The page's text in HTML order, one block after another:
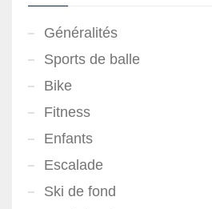
Généralités
Sports de balle
Bike
Fitness
Enfants
Escalade
Ski de fond